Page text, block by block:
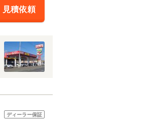
見積依頼
ディーラー保証